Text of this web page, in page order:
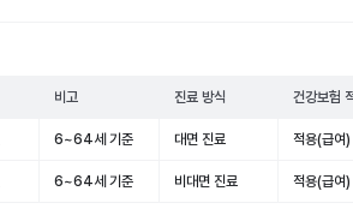
비고 진료 방식 건강보험
6~64세 기준 대면 진료 적용(급여)
6~64세 기준 비대면 진료 적용(급여)